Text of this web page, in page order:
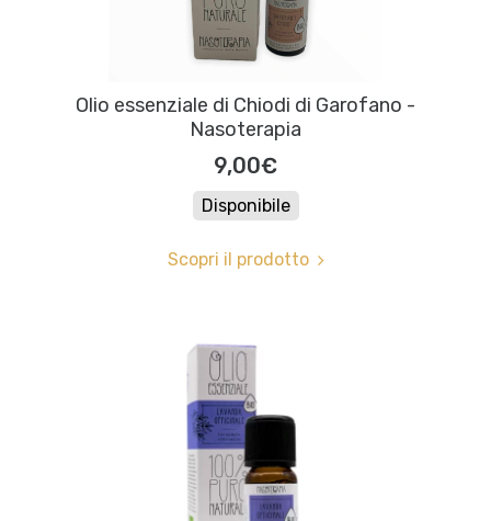
Olio essenziale di Chiodi di Garofano -
Nasoterapia
9,00€
Disponibile
Scopri il prodotto